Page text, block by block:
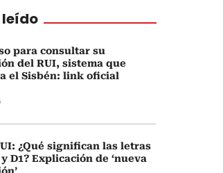
leído
para consultar su
del RUI, sistema que
el Sisbén: link oficial
¿Qué significan las letras
y D1? Explicación de ‘nueva